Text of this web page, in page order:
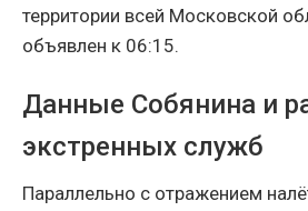
территории всей Московской
объявлен к 06:15.
Данные Собянина и
экстренных служб
Параллельно с отражением